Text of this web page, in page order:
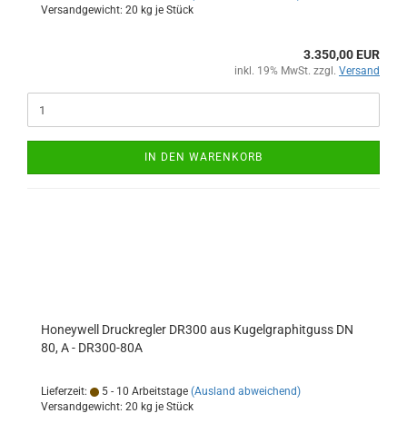
Versandgewicht: 20 kg je Stück
3.350,00 EUR
inkl. 19% MwSt. zzgl. Versand
IN DEN WARENKORB
Honeywell Druckregler DR300 aus Kugelgraphitguss DN
80, A - DR300-80A
Lieferzeit: 5 - 10 Arbeitstage (Ausland abweichend)
Versandgewicht: 20 kg je Stück